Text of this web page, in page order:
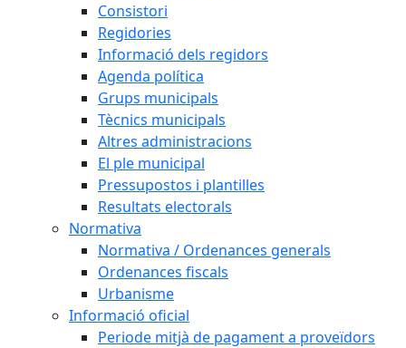
Consistori
Regidories
Informació dels regidors
Agenda política
Grups municipals
Tècnics municipals
Altres administracions
El ple municipal
Pressupostos i plantilles
Resultats electorals
Normativa
Normativa / Ordenances generals
Ordenances fiscals
Urbanisme
Informació oficial
Periode mitjà de pagament a proveïdors